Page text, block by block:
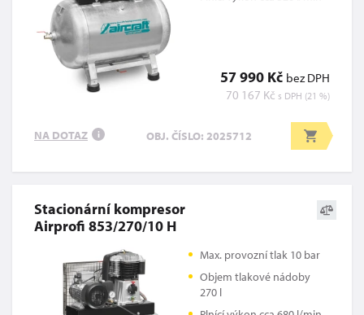
57 990 Kč bez DPH
70 167 Kč s DPH (21 %)
NA DOTAZ i OBJ. ČÍSLO: 2025712
Stacionární kompresor
Airprofi 853/270/10 H
Max. provozní tlak 10 bar
Objem tlakové nádoby
270 l